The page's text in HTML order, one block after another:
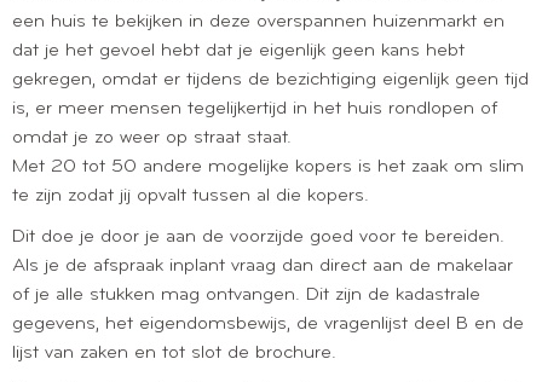
een huis te bekijken in deze overspannen huizenmarkt en
dat je het gevoel hebt dat je eigenlijk geen kans hebt
gekregen, omdat er tijdens de bezichtiging eigenlijk geen tijd
is, er meer mensen tegelijkertijd in het huis rondlopen of
omdat je zo weer op straat staat.
Met 20 tot 50 andere mogelijke kopers is het zaak om slim
te zijn zodat jij opvalt tussen al die kopers.
Dit doe je door je aan de voorzijde goed voor te bereiden.
Als je de afspraak inplant vraag dan direct aan de makelaar
of je alle stukken mag ontvangen. Dit zijn de kadastrale
gegevens, het eigendomsbewijs, de vragenlijst deel B en de
lijst van zaken en tot slot de brochure.